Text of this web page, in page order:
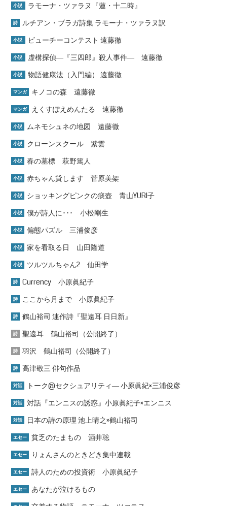
小説 ラモーナ・ツァラヌ『蓮・十二時』
詩 ルチアン・ブラガ詩集 ラモーナ・ツァラヌ訳
小説 ビューチーコンテスト 遠藤徹
小説 虚構探偵―『三四郎』殺人事件― 遠藤徹
小説 物語健康法（入門編） 遠藤徹
マンガ キノコの森 遠藤徹
マンガ えくすぽえめんたる 遠藤徹
小説 ムネモシュネの地図 遠藤徹
小説 クローンスクール 紫雲
小説 春の墓標 萩野篤人
小説 赤ちゃん貸します 菅原美架
小説 ショッキングピンクの痰壺 青山YURI子
小説 僕が詩人に･･･ 小松剛生
小説 偏態パズル 三浦俊彦
小説 家を看取る日 山田隆道
小説 ツルツルちゃん2 仙田学
詩 Currency 小原眞紀子
詩 ここから月まで 小原眞紀子
詩 鶴山裕司 連作詩『聖遠耳 日日新』
詩 聖遠耳 鶴山裕司（公開終了）
詩 羽沢 鶴山裕司（公開終了）
詩 高津敬三 俳句作品
対話 トーク@セクシュアリティ― 小原眞紀×三浦俊彦
対話 対話『エンニスの誘惑』小原眞紀子×エンニス
対話 日本の詩の原理 池上晴之×鶴山裕司
エセー 貧乏のたまもの 酒井聡
エセー りょんさんのときどき集中連載
エセー 詩人のための投資術 小原眞紀子
エセー あなたが泣けるもの